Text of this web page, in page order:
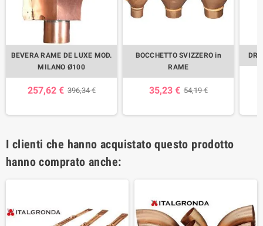
BEVERA RAME DE LUXE MOD.
MILANO Ø100
257,62 € 396,34 €
BOCCHETTO SVIZZERO in
RAME
35,23 € 54,19 €
I clienti che hanno acquistato questo prodotto
hanno comprato anche: